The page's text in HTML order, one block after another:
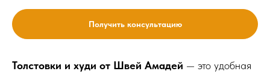
Получить консультацию
Толстовки и худи от Швей Амадей — это удобная